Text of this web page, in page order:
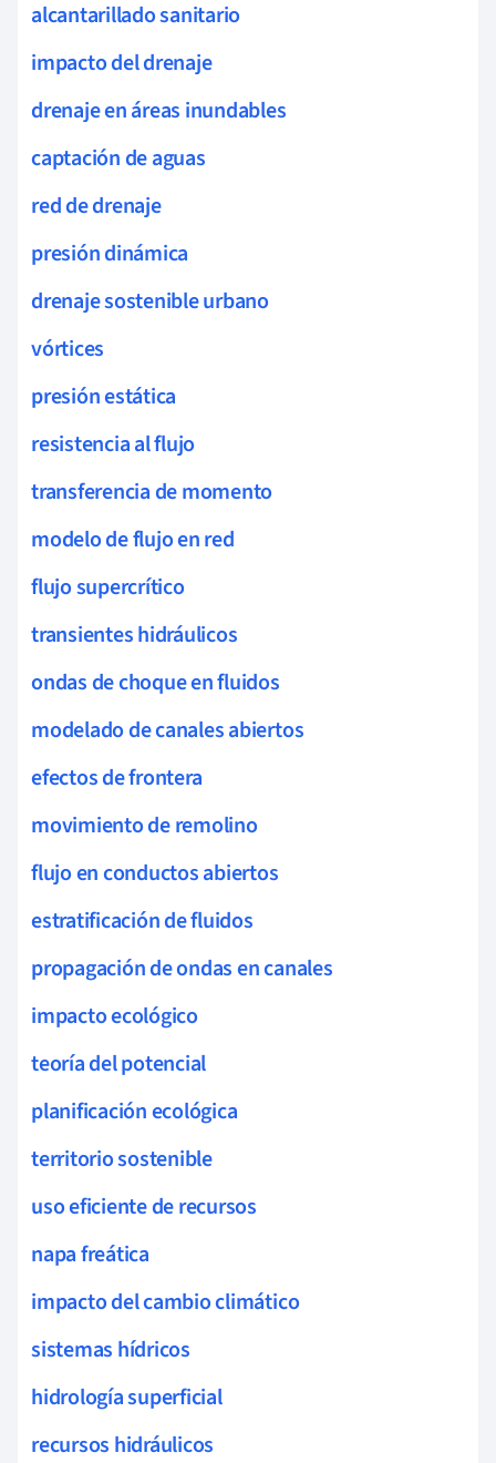
alcantarillado sanitario
impacto del drenaje
drenaje en áreas inundables
captación de aguas
red de drenaje
presión dinámica
drenaje sostenible urbano
vórtices
presión estática
resistencia al flujo
transferencia de momento
modelo de flujo en red
flujo supercrítico
transientes hidráulicos
ondas de choque en fluidos
modelado de canales abiertos
efectos de frontera
movimiento de remolino
flujo en conductos abiertos
estratificación de fluidos
propagación de ondas en canales
impacto ecológico
teoría del potencial
planificación ecológica
territorio sostenible
uso eficiente de recursos
napa freática
impacto del cambio climático
sistemas hídricos
hidrología superficial
recursos hidráulicos